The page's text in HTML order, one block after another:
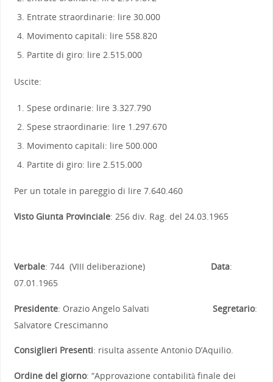
Entrate straordinarie: lire 30.000
Movimento capitali: lire 558.820
Partite di giro: lire 2.515.000
Uscite:
Spese ordinarie: lire 3.327.790
Spese straordinarie: lire 1.297.670
Movimento capitali: lire 500.000
Partite di giro: lire 2.515.000
Per un totale in pareggio di lire 7.640.460
Visto Giunta Provinciale: 256 div. Rag. del 24.03.1965
Verbale: 744 (VIII deliberazione) Data:
07.01.1965
Presidente: Orazio Angelo Salvati Segretario:
Salvatore Crescimanno
Consiglieri Presenti: risulta assente Antonio D’Aquilio.
Ordine del giorno: “Approvazione contabilità finale dei